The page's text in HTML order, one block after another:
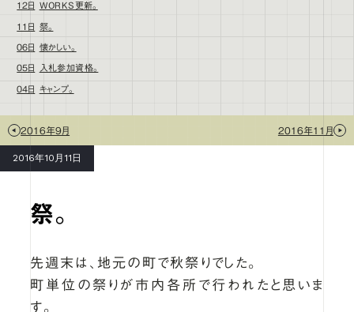
12日 WORKS更新。
11日 祭。
06日 懐かしい。
05日 入札参加資格。
04日 キャンプ。
2016年9月 2016年11月
2016年10月11日
祭。
先週末は、地元の町で秋祭りでした。
町単位の祭りが市内各所で行われたと思いま
す。